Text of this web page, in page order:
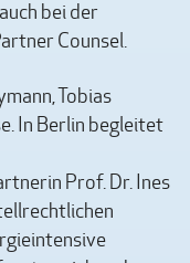
bei der
Counsel.
Tobias
In Berlin begleitet
Prof. Dr. Ines